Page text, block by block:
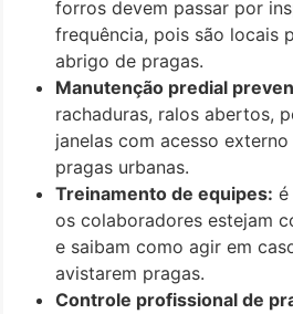
forros devem passar por
frequência, pois são locais
abrigo de pragas.
Manutenção predial
rachaduras, ralos abertos,
janelas com acesso
pragas urbanas.
Treinamento de equipes:
os colaboradores estejam
e saibam como agir em
avistarem pragas.
Controle profissional de